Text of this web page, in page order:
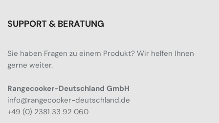
SUPPORT & BERATUNG
Sie haben Fragen zu einem Produkt? Wir helfen Ihnen
gerne weiter.
Rangecooker-Deutschland GmbH
info@rangecooker-deutschland.de
+49 (0) 2381 33 92 060